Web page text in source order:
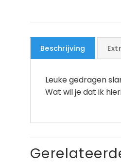
Beschrijving
Leuke gedragen
Wat wil je dat ik